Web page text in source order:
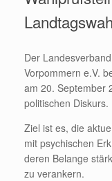
Der
Vorpommern e.V.
am 20. September
politischen Diskurs.
Ziel ist es, die
mit psychischen
deren Belange
zu verankern.